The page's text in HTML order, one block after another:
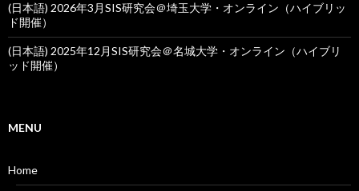
(日本語) 2026年3月SIS研究会＠埼玉大学・オンライン（ハイブリッ
ド開催）
(日本語) 2025年12月SIS研究会＠名城大学・オンライン（ハイブリ
ッド開催）
MENU
Home